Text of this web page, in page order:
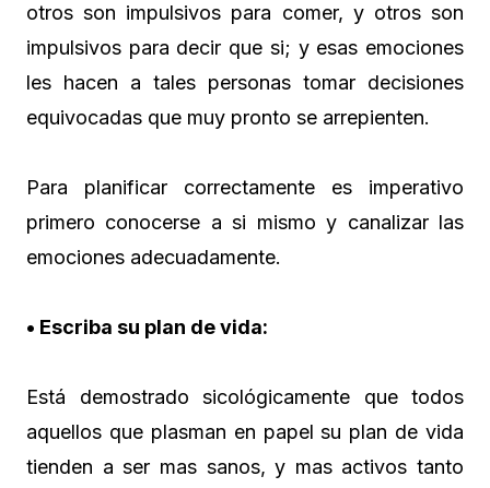
otros son impulsivos para comer, y otros son
impulsivos para decir que si; y esas emociones
les hacen a tales personas tomar decisiones
equivocadas que muy pronto se arrepienten.
Para planificar correctamente es imperativo
primero conocerse a si mismo y canalizar las
emociones adecuadamente.
• Escriba su plan de vida:
Está demostrado sicológicamente que todos
aquellos que plasman en papel su plan de vida
tienden a ser mas sanos, y mas activos tanto